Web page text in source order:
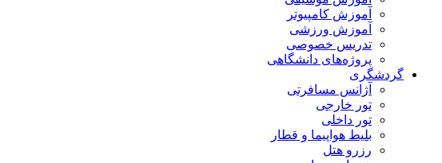
آموزش کامپیوتر
آموزش ورزشی
تدریس خصوصی
پروژه‌های دانشگاهی
گردشگری
آژانس مسافرتی
تور خارجی
تور داخلی
بلیط هواپیما و قطار
رزرو هتل